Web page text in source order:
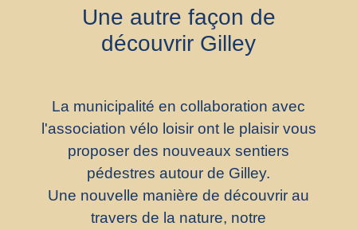
Une autre façon de
découvrir Gilley
La municipalité en collaboration avec
l'association vélo loisir ont le plaisir vous
proposer des nouveaux sentiers
pédestres autour de Gilley.
Une nouvelle manière de découvrir au
travers de la nature, notre